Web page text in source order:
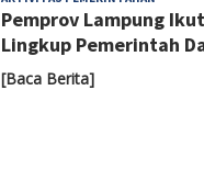
Pemprov Lampung
Lingkup Pemerintah
[Baca Berita]